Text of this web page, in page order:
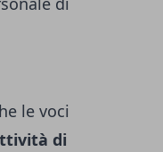
le voci
di